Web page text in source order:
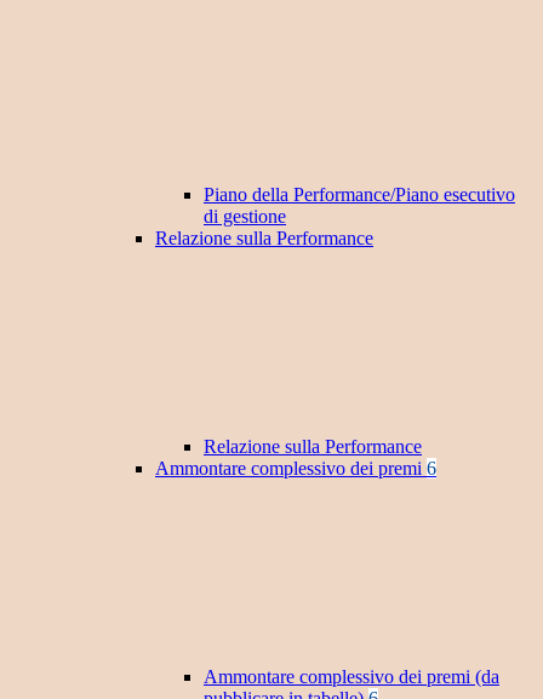
Piano della Performance/Piano esecutivo
di gestione
Relazione sulla Performance
Relazione sulla Performance
Ammontare complessivo dei premi 6
Ammontare complessivo dei premi (da